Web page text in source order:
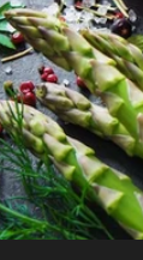
PROTEIN